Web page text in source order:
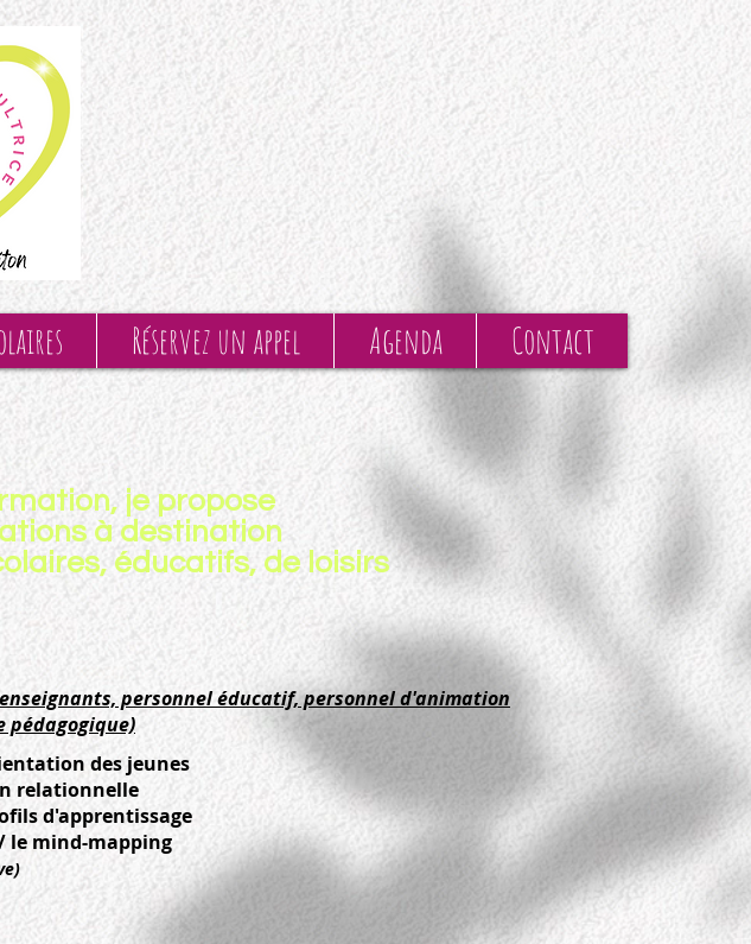
Réservez un appel Agenda Contact
je propose
à destination
éducatifs, de loisirs
personnel éducatif, personnel d'animation
pédagogique)
des jeunes
relationnelle
d'apprentissage
le mind-mapping